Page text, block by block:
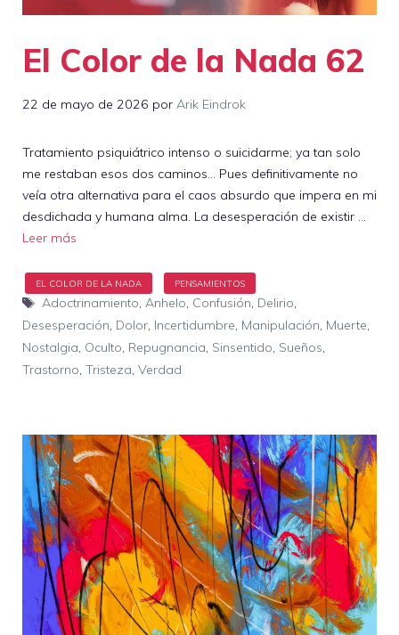
El Color de la Nada 62
22 de mayo de 2026 por Arik Eindrok
Tratamiento psiquiátrico intenso o suicidarme; ya tan solo
me restaban esos dos caminos… Pues definitivamente no
veía otra alternativa para el caos absurdo que impera en mi
desdichada y humana alma. La desesperación de existir …
Leer más
Etiquetas
Adoctrinamiento, Anhelo, Confusión, Delirio,
Desesperación, Dolor, Incertidumbre, Manipulación, Muerte,
Nostalgia, Oculto, Repugnancia, Sinsentido, Sueños,
Trastorno, Tristeza, Verdad